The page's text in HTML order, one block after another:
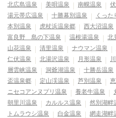
北広島温泉
美唄温泉 南幌温泉
湯元帯広温泉
十勝幕別温泉 くった
本別温泉
虎杖浜温泉郷 西大沼温泉
富良野 島の下温泉
温根湯温泉 北
山花温泉
清里温泉 ナウマン温泉
仁伏温泉
北湯沢温泉 月形温泉
層雲峡温泉
洞爺湖温泉 十勝岳温泉
盃温泉郷
定山渓温泉 芦別温泉
ニセコアンヌプリ温泉
養老牛温泉
朝里川温泉
カルルス温泉 然別湖畔
トムラウシ温泉
白金温泉 網走湖畔